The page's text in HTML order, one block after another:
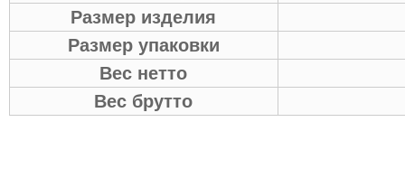
Размер изделия
Размер упаковки
Вес нетто
Вес брутто